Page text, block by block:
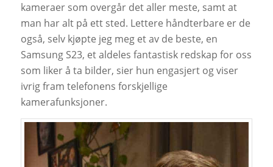
kameraer som overgår det aller meste, samt at
man har alt på ett sted. Lettere håndterbare er de
også, selv kjøpte jeg meg et av de beste, en
Samsung S23, et aldeles fantastisk redskap for oss
som liker å ta bilder, sier hun engasjert og viser
ivrig fram telefonens forskjellige
kamerafunksjoner.